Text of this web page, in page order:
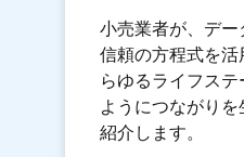
小売業者が、デ
信頼の方程式を
らゆるライフス
ようにつながり
紹介します。